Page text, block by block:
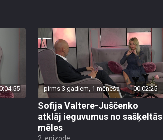
pirms 3 gadiem, 1 mēneša 00:02:25
Sofija Valtere-Juščenko
atklāj ieguvumus no sašķeltās
mēles
2. epizode